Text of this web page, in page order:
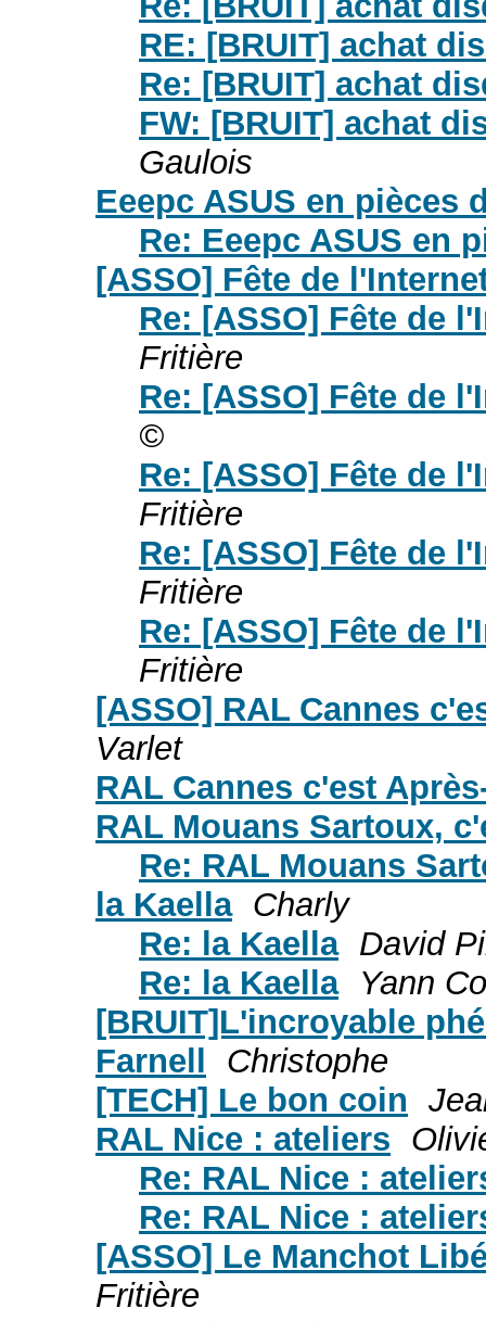
RE: [BRUIT] achat
Re: [BRUIT] achat
FW: [BRUIT] achat
Gaulois
Eeepc ASUS en pièces
Re: Eeepc ASUS en
[ASSO] Fête de
Re: [ASSO] Fête de
Fritière
Re: [ASSO] Fête de
©
Re: [ASSO] Fête de
Fritière
Re: [ASSO] Fête de
Fritière
Re: [ASSO] Fête de
Fritière
[ASSO] RAL Cannes
Varlet
RAL Cannes c'est
RAL Mouans Sartoux,
Re: RAL Mouans
la Kaella Charly
Re: la Kaella David
Re: la Kaella
Yann
[BRUIT]L'incroyable
Farnell
Christophe
[TECH] Le bon coin
RAL Nice : ateliers
Re: RAL Nice :
Re: RAL Nice :
[ASSO] Le Manchot
Fritière